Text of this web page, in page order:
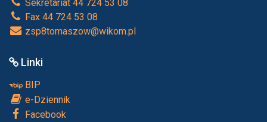
Sekretariat 44 724 53 08
Fax 44 724 53 08
zsp8tomaszow@wikom.pl
Linki
BIP
e-Dziennik
Facebook